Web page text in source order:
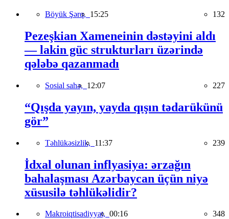
Böyük Şərq, 15:25 132
Pezeşkian Xameneinin dəstəyini aldı
— lakin güc strukturları üzərində
qələbə qazanmadı
Sosial sahə, 12:07 227
“Qışda yayın, yayda qışın tədarükünü
gör”
Təhlükəsizlik, 11:37 239
İdxal olunan inflyasiya: ərzağın
bahalaşması Azərbaycan üçün niyə
xüsusilə təhlükəlidir?
Makroiqtisadiyyat, 00:16 348